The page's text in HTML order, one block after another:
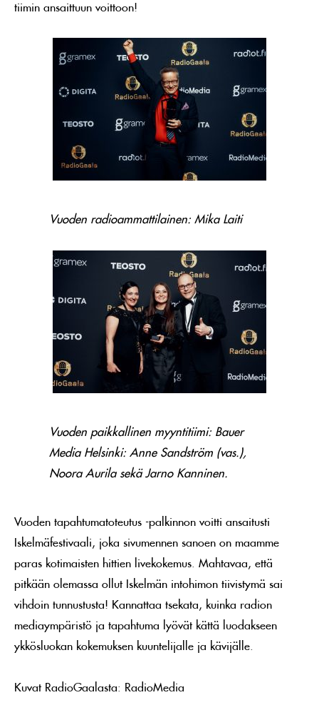
tiimin ansaittuun voittoon!
Vuoden radioammattilainen: Mika Laiti
Vuoden paikkallinen myyntitiimi: Bauer
Media Helsinki: Anne Sandström (vas.),
Noora Aurila sekä Jarno Kanninen.
Vuoden tapahtumatoteutus -palkinnon voitti ansaitusti
Iskelmäfestivaali, joka sivumennen sanoen on maamme
paras kotimaisten hittien livekokemus. Mahtavaa, että
pitkään olemassa ollut Iskelmän intohimon tiivistymä sai
vihdoin tunnustusta! Kannattaa tsekata, kuinka radion
mediaympäristö ja tapahtuma lyövät kättä luodakseen
ykkösluokan kokemuksen kuuntelijalle ja kävijälle.
Kuvat RadioGaalasta: RadioMedia